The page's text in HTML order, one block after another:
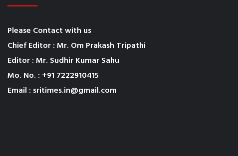
Please Contact with us
Chief Editor : Mr. Om Prakash Tripathi
Editor : Mr. Sudhir Kumar Sahu
Mo. No. : +91 7222910415
Email : sritimes.in@gmail.com